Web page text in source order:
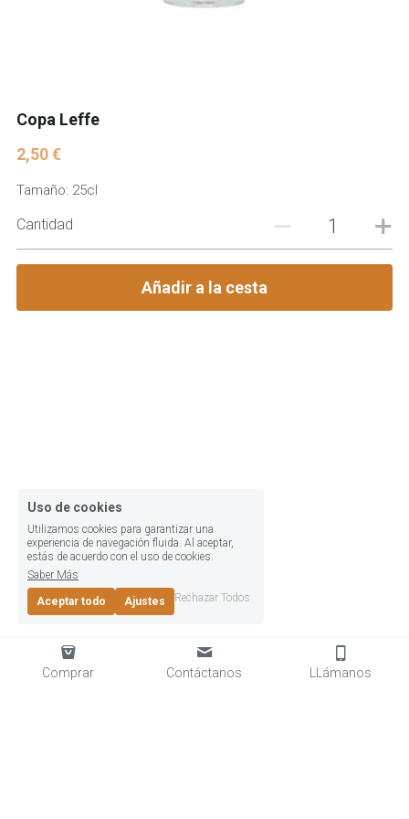
Copa Leffe
2,50 €
Tamaño: 25cl
Cantidad
Añadir a la cesta
Comprar Contáctanos LLámanos
Uso de cookies
Utilizamos cookies para garantizar una
experiencia de navegación fluida. Al aceptar,
estás de acuerdo con el uso de cookies.
Saber Más
Aceptar todo Ajustes Rechazar Todos